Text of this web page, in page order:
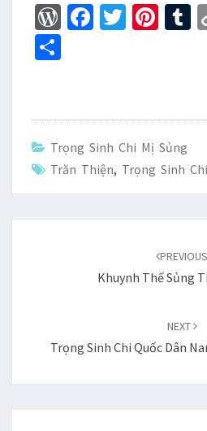
W
es
s
Fa
o
k
T
Pi
t
T
r
e
Trọng Sinh Chi Mị Sủng
Trăn Thiện, Trọng Sinh
PREVIOUS
Khuynh Thế Sủng
NEXT
Trọng Sinh Chi Quốc Dân